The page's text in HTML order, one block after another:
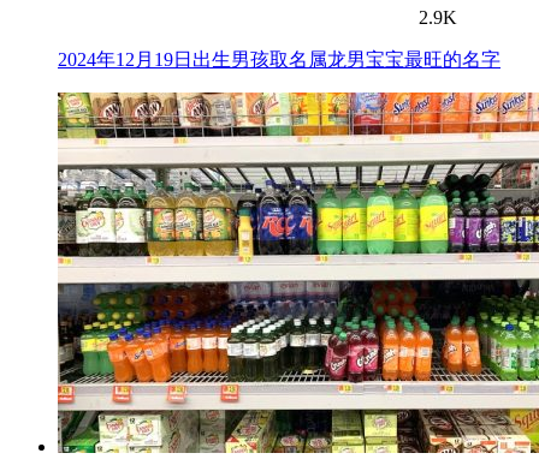
2.9K
2024年12月19日出生男孩取名属龙男宝宝最旺的名字